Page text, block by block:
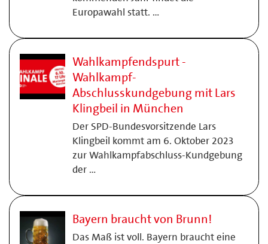
Europawahl statt. …
Wahlkampfendspurt -
Wahlkampf-
Abschlusskundgebung mit Lars
Klingbeil in München
Der SPD-Bundesvorsitzende Lars
Klingbeil kommt am 6. Oktober 2023
zur Wahlkampfabschluss-Kundgebung
der …
Bayern braucht von Brunn!
Das Maß ist voll. Bayern braucht eine